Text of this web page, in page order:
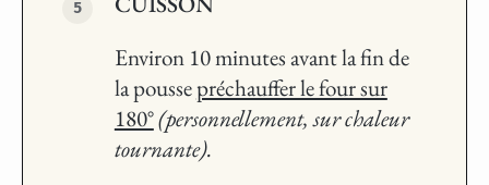
Environ 10 minutes avant la fin de
la poussepréchauffer le four sur
180°(personnellement, sur chaleur
tournante).